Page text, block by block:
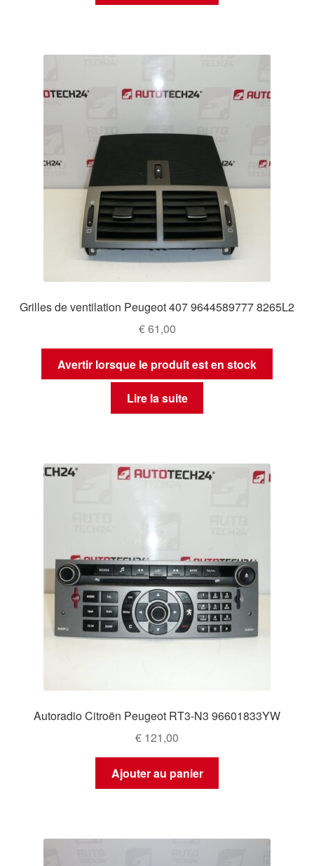
Grilles de ventilation Peugeot 407 9644589777 8265L2
€61,00
Avertir lorsque le produit est en stock
Lire la suite
Autoradio Citroën Peugeot RT3-N3 96601833YW
€ 121,00
Ajouter au panier